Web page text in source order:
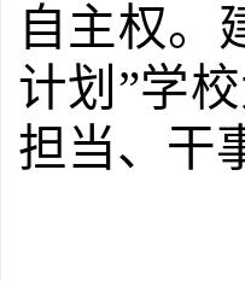
自主权。
计划”学
担当、干